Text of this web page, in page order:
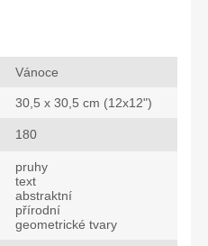
Vánoce
30,5 x 30,5 cm (12x12")
180
pruhy
text
abstraktní
přírodní
geometrické tvary